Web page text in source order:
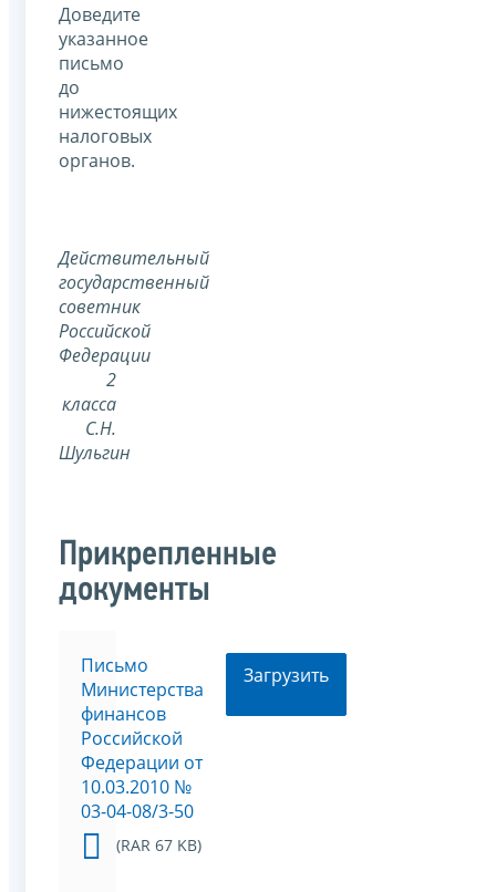
Доведите
указанное
письмо
до
нижестоящих
налоговых
органов.
Действительный
государственный
советник
Российской
Федерации
2
класса
С.Н.
Шульгин
Прикрепленные
документы
Письмо
Министерства
финансов
Российской
Федерации от
10.03.2010 №
03-04-08/3-50
(RAR 67 KB)
Загрузить